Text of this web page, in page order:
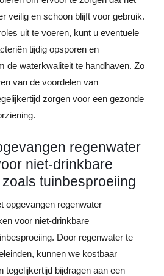
veilig en schoon blijft voor gebruik.
uit te voeren, kunt u eventuele
tijdig opsporen en
de waterkwaliteit te handhaven. Zo
van de voordelen van
zorgen voor een gezonde
regenwater
niet-drinkbare
tuinbesproeiing
opgevangen regenwater
voor niet-drinkbare
Door regenwater te
kunnen we kostbaar
tegelijkertijd bijdragen aan een